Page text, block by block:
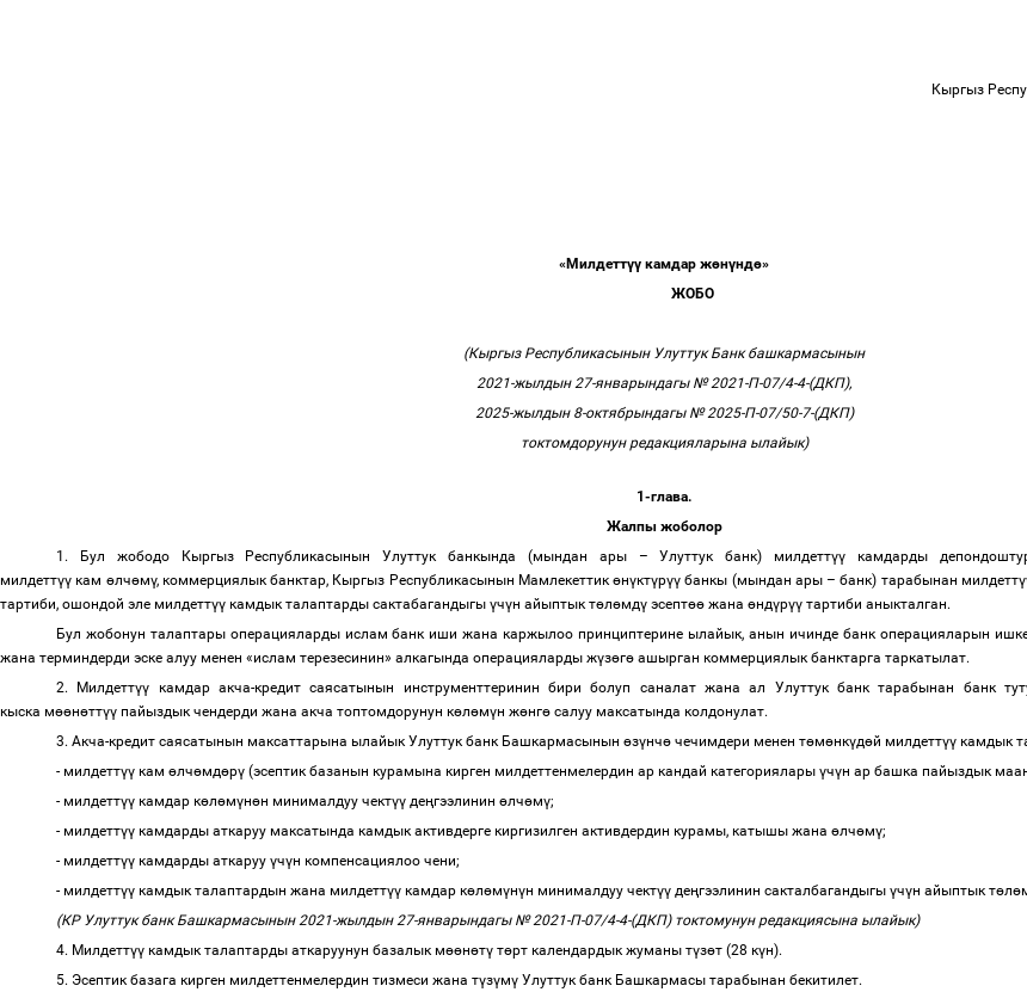
Кыргыз
«Милдеттүү камдар жөнүндө»
ЖОБО
(Кыргыз Республикасынын Улуттук Банк башкармасынын
2021-жылдын 27-январындагы № 2021-П-07/4-4-(ДКП),
2025-жылдын 8-октябрындагы № 2025-П-07/50-7-(ДКП)
токтомдорунун редакцияларына ылайык)
1-глава.
Жалпы жоболор
1. Бул жободо Кыргыз Республикасынын Улуттук банкында (мындан ары
– Улуттук банк) милдеттүү камдарды
милдеттүү кам өлчөмү, коммерциялык банктар, Кыргыз Республикасынын Мамлекеттик өнүктүрүү банкы (мындан ары – банк) тарабынан милдетт
тартиби, ошондой эле милдеттүү камдык талаптарды сактабагандыгы үчүн айыптык төлөмдү эсептөө жана өндүрүү тартиби аныкталган.
Бул жобонун талаптары операцияларды ислам банк иши жана каржылоо принциптерине ылайык, анын ичинде банк операцияларын
жана терминдерди эске алуу менен «ислам терезесинин» алкагында операцияларды жүзөгө ашырган коммерциялык банктарга таркатылат.
2. Милдеттүү камдар акча-кредит саясатынын инструменттеринин бири болуп саналат жана ал Улуттук банк тарабынан банк
кыска мөөнөттүү пайыздык чендерди жана акча топтомдорунун көлөмүн жөнгө салуу максатында колдонулат.
3. Акча-кредит саясатынын максаттарына ылайык Улуттук банк Башкармасынын өзүнчө чечимдери менен төмөнкүдөй милдеттүү камдык
- милдеттүү кам өлчөмдөрү (эсептик базанын курамына кирген милдеттенмелердин ар кандай категориялары үчүн ар башка пайыздык
- милдеттүү камдар көлөмүнөн минималдуу чектүү деңгээлинин өлчөмү;
- милдеттүү камдарды аткаруу максатында камдык активдерге киргизилген активдердин курамы, катышы жана өлчөмү;
- милдеттүү камдарды аткаруу үчүн компенсациялоо чени;
- милдеттүү камдык талаптардын жана милдеттүү камдар көлөмүнүн минималдуу чектүү деңгээлинин сакталбагандыгы үчүн айыптык төлө
(КР Улуттук банк Башкармасынын 2021-жылдын 27-январындагы № 2021-П-07/4-4-(ДКП) токтомунун редакциясына ылайык)
4. Милдеттүү камдык талаптарды аткаруунун базалык мөөнөтү төрт календардык жуманы түзөт (28 күн).
5. Эсептик базага кирген милдеттенмелердин тизмеси жана түзүмү Улуттук банк Башкармасы тарабынан бекитилет.